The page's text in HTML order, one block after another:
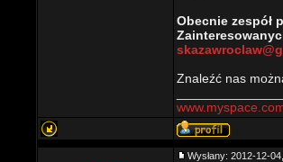
Obecnie zespół
Znaleźć nas
Wysłany: 2012-12-